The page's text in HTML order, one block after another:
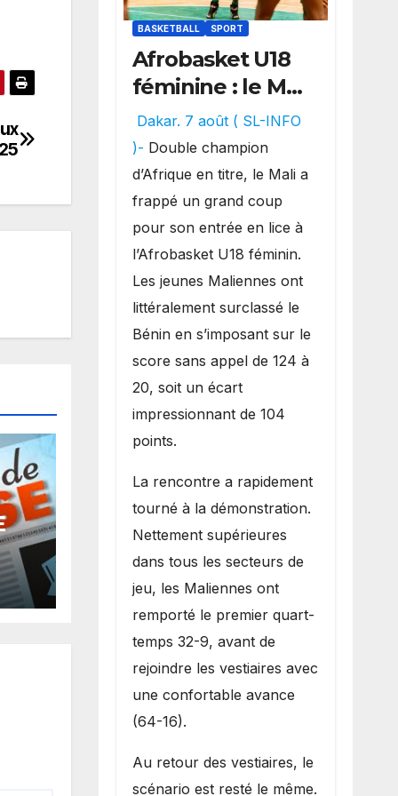
BASKETBALL SPORT
Afrobasket U18
féminine : le Mali
réalise un
véritable festival
offensif et
inflige une
lourde défaite
au Bénin.
Dakar. 7 août ( SL-INFO
)- Double champion
d’Afrique en titre, le Mali a
frappé un grand coup
pour son entrée en lice à
l’Afrobasket U18 féminin.
Les jeunes Maliennes ont
littéralement surclassé le
Bénin en s’imposant sur le
score sans appel de 124 à
20, soit un écart
impressionnant de 104
points.
La rencontre a rapidement
tourné à la démonstration.
Nettement supérieures
dans tous les secteurs de
jeu, les Maliennes ont
remporté le premier quart-
temps 32-9, avant de
rejoindre les vestiaires avec
une confortable avance
(64-16).
Au retour des vestiaires, le
scénario est resté le même.